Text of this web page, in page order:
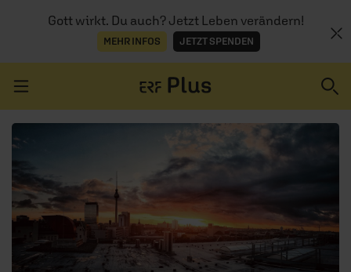
Gott wirkt. Du auch? Jetzt Leben verändern!
MEHR INFOS JETZT SPENDEN
ERZÄHL MAL
AUDIOTHEK
PROGRAMM